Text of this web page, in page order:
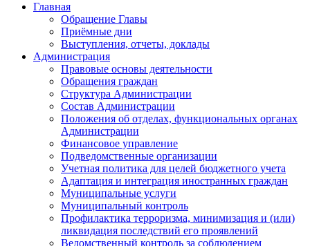
Главная
Обращение Главы
Приёмные дни
Выступления, отчеты, доклады
Администрация
Правовые основы деятельности
Обращения граждан
Структура Администрации
Состав Администрации
Положения об отделах, функциональных органах
Администрации
Финансовое управление
Подведомственные организации
Учетная политика для целей бюджетного учета
Адаптация и интеграция иностранных граждан
Муниципальные услуги
Муниципальный контроль
Профилактика терроризма, минимизация и (или)
ликвидация последствий его проявлений
Ведомственный контроль за соблюдением